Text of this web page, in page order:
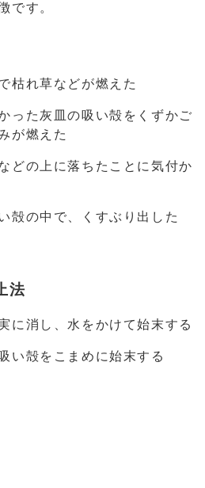
です。
枯れ草などが燃えた
った灰皿の吸い殻をくずかご
が燃えた
どの上に落ちたことに気付か
殻の中で、くすぶり出した
法
に消し、水をかけて始末する
い殻をこまめに始末する